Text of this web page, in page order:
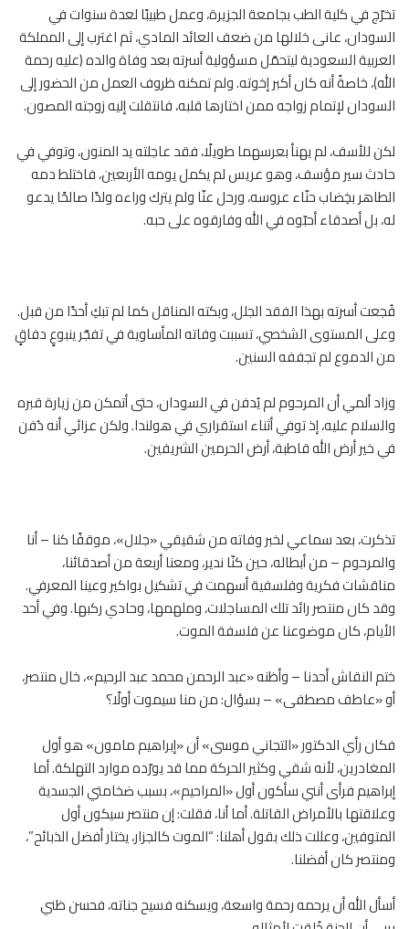
تخرّج في كلية الطب بجامعة الجزيرة، وعمل طبيبًا لعدة سنوات في
السودان، عانى خلالها من ضعف العائد المادي، ثم اغترب إلى المملكة
العربية السعودية ليتحمّل مسؤولية أسرته بعد وفاة والده (عليه رحمة
الله)، خاصةً أنه كان أكبر إخوته. ولم تمكنه ظروف العمل من الحضور إلى
السودان لإتمام زواجه ممن اختارها قلبه، فانتقلت إليه زوجته المصون.
لكن للأسف، لم يهنأ بعرسهما طويلًا، فقد عاجلته يد المنون، وتوفي في
حادث سير مؤسف، وهو عريس لم يكمل يومه الأربعين، فاختلط دمه
الطاهر بخِضاب حنّاء عروسه، ورحل عنّا ولم يترك وراءه ولدًا صالحًا يدعو
له، بل أصدقاء أحبّوه في الله وفارقوه على حبه.
فُجعت أسرته بهذا الفقد الجلل، وبكته المناقل كما لم تبكِ أحدًا من قبل.
وعلى المستوى الشخصي، تسببت وفاته المأساوية في تفجّر ينبوعٍ دفاقٍ
من الدموع لم تجففه السنين.
وزاد ألمي أن المرحوم لم يُدفن في السودان، حتى أتمكن من زيارة قبره
والسلام عليه، إذ توفي أثناء استقراري في هولندا. ولكن عزائي أنه دُفن
في خير أرض الله قاطبة، أرض الحرمين الشريفين.
تذكرت، بعد سماعي لخبر وفاته من شقيقي «جلال»، موقفًا كنا – أنا
والمرحوم – من أبطاله، حين كنّا ندير، ومعنا أربعة من أصدقائنا،
مناقشات فكرية وفلسفية أسهمت في تشكيل بواكير وعينا المعرفي.
وقد كان منتصر رائد تلك المساجلات، وملهمها، وحادي ركبها. وفي أحد
الأيام، كان موضوعنا عن فلسفة الموت.
ختم النقاش أحدنا – وأظنه «عبد الرحمن محمد عبد الرحيم»، خال منتصر،
أو «عاطف مصطفى» – بسؤال: من منا سيموت أولًا؟
فكان رأي الدكتور «التجاني موسى» أن «إبراهيم مامون» هو أول
المغادرين، لأنه شقي وكثير الحركة مما قد يورّده موارد التهلكة. أما
إبراهيم فرأى أنني سأكون أول «المراحيم»، بسبب ضخامتي الجسدية
وعلاقتها بالأمراض القاتلة. أما أنا، فقلت: إن منتصر سيكون أول
المتوفين، وعللت ذلك بقول أهلنا: “الموت كالجزار، يختار أفضل الذبائح”،
ومنتصر كان أفضلنا.
أسأل الله أن يرحمه رحمة واسعة، ويسكنه فسيح جناته، فحسن ظني